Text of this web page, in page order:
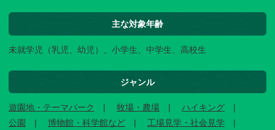
主な対象年齢
未就学児（乳児、幼児）、小学生、中学生、高校生
ジャンル
遊園地・テーマパーク 牧場・農場
ハイキング
公園
博物館・科学館など
工場見学・社会見学